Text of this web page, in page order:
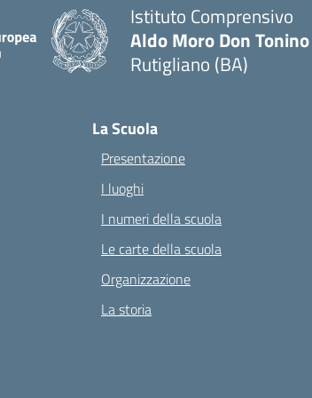
Istituto Comprensivo
Aldo Moro Don
Rutigliano (BA)
La Scuola
Presentazione
I luoghi
I numeri della scuola
Le carte della scuola
Organizzazione
La storia